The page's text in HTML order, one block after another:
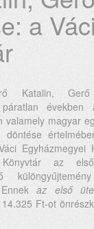
a Váci
Katalin,
években
valamely magyar
döntése
Egyházmegyei
Könyvtár az
Ennekaz első
14.325 Ft-ot